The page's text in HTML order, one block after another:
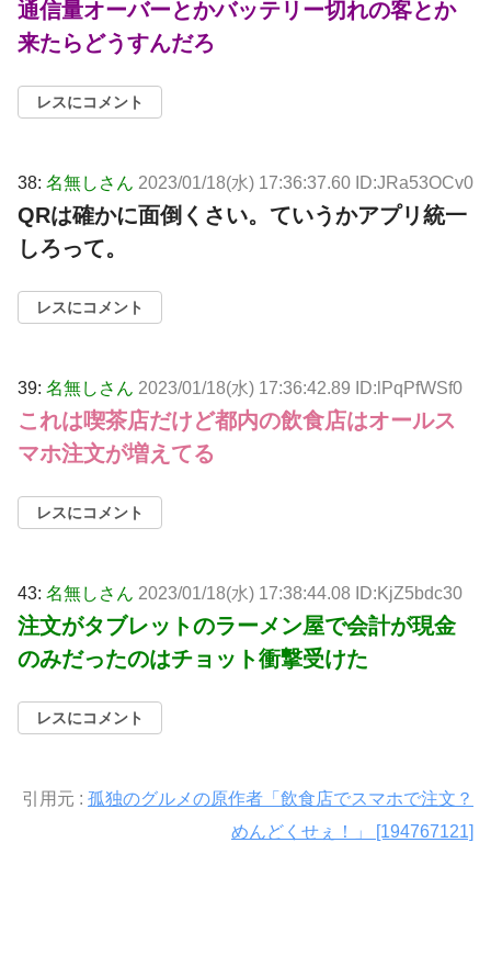
通信量オーバーとかバッテリー切れの客とか
来たらどうすんだろ
レスにコメント
38: 名無しさん 2023/01/18(水) 17:36:37.60 ID:JRa53OCv0
QRは確かに面倒くさい。ていうかアプリ統一
しろって。
レスにコメント
39: 名無しさん 2023/01/18(水) 17:36:42.89 ID:lPqPfWSf0
これは喫茶店だけど都内の飲食店はオールス
マホ注文が増えてる
レスにコメント
43: 名無しさん 2023/01/18(水) 17:38:44.08 ID:KjZ5bdc30
注文がタブレットのラーメン屋で会計が現金
のみだったのはチョット衝撃受けた
レスにコメント
引用元 : 孤独のグルメの原作者「飲食店でスマホで注文？
めんどくせぇ！」 [194767121]